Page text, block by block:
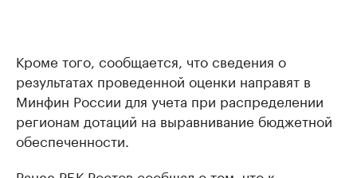
Кроме того, сообщается, что сведения о
результатах проведенной оценки направят в
Минфин России для учета при распределении
регионам дотаций на выравнивание бюджетной
обеспеченности.